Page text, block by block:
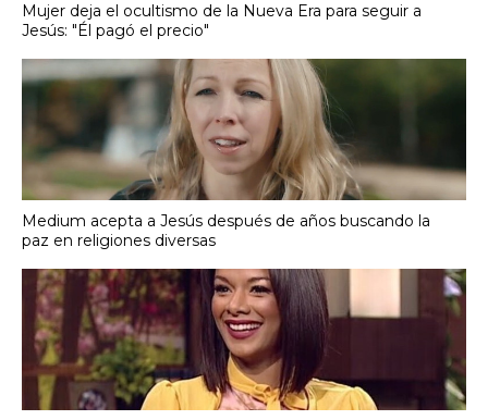
Mujer deja el ocultismo de la Nueva Era para seguir a
Jesús: "Él pagó el precio"
Medium acepta a Jesús después de años buscando la
paz en religiones diversas